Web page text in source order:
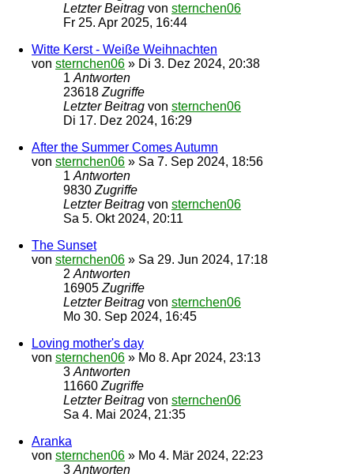
Letzter Beitrag von sternchen06
Fr 25. Apr 2025, 16:44
Witte Kerst - Weiße Weihnachten
von sternchen06 » Di 3. Dez 2024, 20:38
1 Antworten
23618 Zugriffe
Letzter Beitrag von sternchen06
Di 17. Dez 2024, 16:29
After the Summer Comes Autumn
von sternchen06 » Sa 7. Sep 2024, 18:56
1 Antworten
9830 Zugriffe
Letzter Beitrag von sternchen06
Sa 5. Okt 2024, 20:11
The Sunset
von sternchen06 » Sa 29. Jun 2024, 17:18
2 Antworten
16905 Zugriffe
Letzter Beitrag von sternchen06
Mo 30. Sep 2024, 16:45
Loving mother's day
von sternchen06 » Mo 8. Apr 2024, 23:13
3 Antworten
11660 Zugriffe
Letzter Beitrag von sternchen06
Sa 4. Mai 2024, 21:35
Aranka
von sternchen06 » Mo 4. Mär 2024, 22:23
3 Antworten